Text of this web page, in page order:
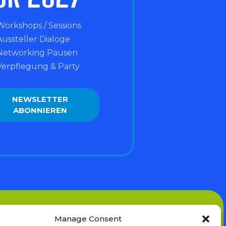
Manage Consent
/ Sessions
Dialoge
Pausen
& Party
NEWSLETTER
ABONNIEREN